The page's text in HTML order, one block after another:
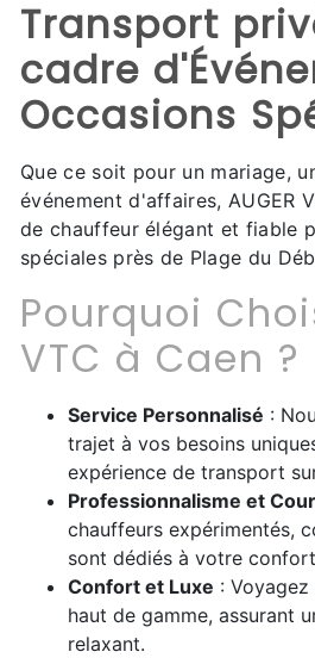
Transport
cadre
Occasions
Que ce soit pour un mariage,
événement d'affaires, AUGER
de chauffeur élégant et fiable
spéciales près de Plage du
Pourquoi
VTC à Caen ?
Service Personnalisé :
trajet à vos besoins
expérience de transport
Professionnalisme et
chauffeurs expérimentés,
sont dédiés à votre
Confort et Luxe :
haut de gamme, assurant
relaxant.